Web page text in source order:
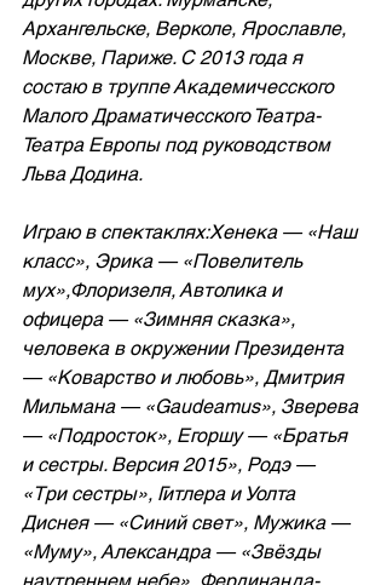
Архангельске, Верколе, Ярославле,
Москве, Париже. С 2013 года я
состаю в труппе Академичесского
Малого Драматичесского Театра-
Театра Европы под руководством
Льва Додина.
Играю в спектаклях:Хенека — «Наш
класс», Эрика — «Повелитель
мух»,Флоризеля, Автолика и
офицера — «Зимняя сказка»,
человека в окружении Президента
— «Коварство и любовь», Дмитрия
Мильмана — «Gaudeamus», Зверева
— «Подросток», Егоршу — «Братья
и сестры. Версия 2015», Родэ —
«Три сестры», Гитлера и Уолта
Диснея — «Синий свет», Мужика —
«Муму», Александра — «Звёзды